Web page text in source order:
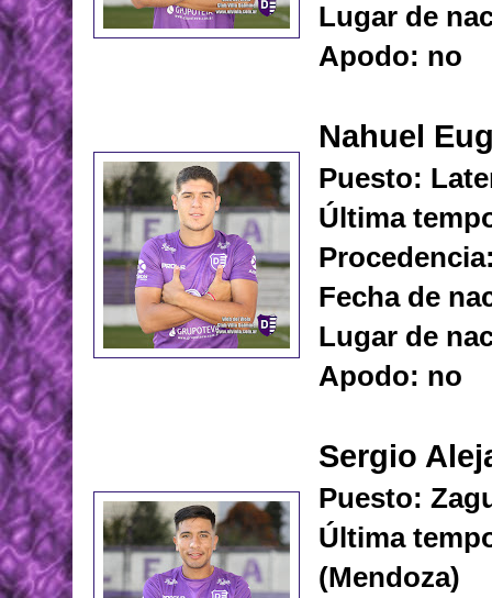
Lugar de
Apodo: no
Nahuel
Puesto:
Última
Fecha de
Lugar de
Apodo: no
Sergio
Puesto:
Última
(Mendoza)